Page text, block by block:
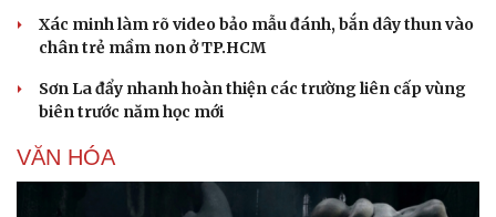
Xác minh làm rõ video bảo mẫu đánh, bắn dây thun vào
chân trẻ mầm non ở TP.HCM
Sơn La đẩy nhanh hoàn thiện các trường liên cấp vùng
biên trước năm học mới
VĂN HÓA